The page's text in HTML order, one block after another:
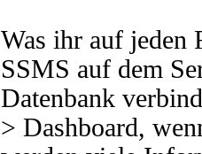
Was ihr auf jeden
SSMS auf dem
Datenbank
> Dashboard,